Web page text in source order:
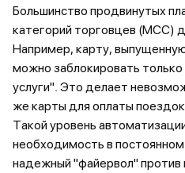
Большинство продвинутых
категорий торговцев (MCC)
Например, карту,
можно заблокировать
услуги". Это делает
же карты для оплаты поездок
Такой уровень
необходимость в
надежный "файервол" против